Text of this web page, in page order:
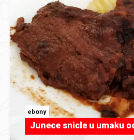
ebony
Junece snicle u umaku